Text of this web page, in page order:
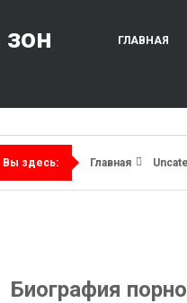
ГЛАВНАЯ
Вы здесь: Главная
Биография